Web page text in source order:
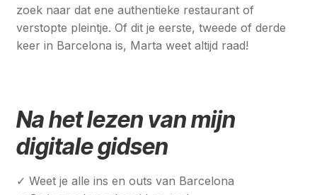
zoek naar dat ene authentieke restaurant of
verstopte pleintje. Of dit je eerste, tweede of derde
keer in Barcelona is, Marta weet altijd raad!
Na het lezen van mijn
digitale gidsen
✓ Weet je alle ins en outs van Barcelona